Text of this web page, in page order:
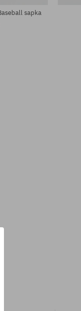
sapka